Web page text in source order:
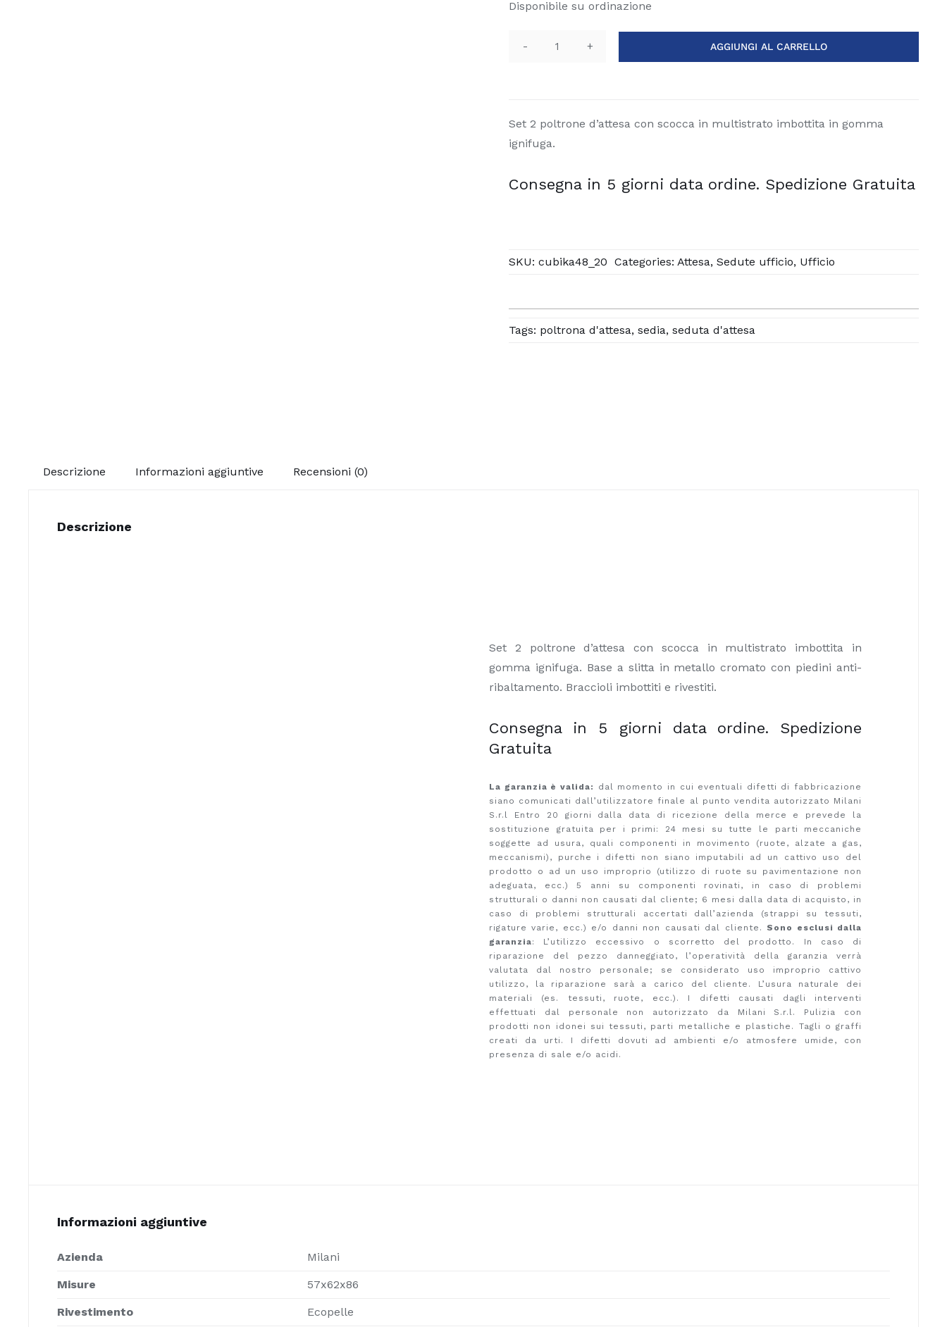
Disponibile su ordinazione
cubika48
AGGIUNGI AL CARRELLO
Set 2 poltrone d’attesa con scocca in multistrato imbottita in gomma
ignifuga.
Consegna in 5 giorni data ordine. Spedizione Gratuita
SKU:cubika48_20 Categories:Attesa,Sedute ufficio, Ufficio
Tags: poltrona d'attesa,sedia,seduta d'attesa
Descrizione Informazioni aggiuntive Recensioni (0)
Descrizione
Set 2 poltrone d’attesa con scocca in multistrato imbottita in
gomma ignifuga. Base a slitta in metallo cromato con piedini anti-
ribaltamento. Braccioli imbottiti e rivestiti.
Consegna in 5 giorni data ordine. Spedizione
Gratuita
La garanzia è valida:
dal momento in cui eventuali difetti di fabbricazione
siano comunicati dall’utilizzatore finale al punto vendita autorizzato Milani
S.r.l Entro 20 giorni dalla data di ricezione della merce e prevede la
sostituzione gratuita per i primi: 24 mesi su tutte le parti meccaniche
soggette ad usura, quali componenti in movimento (ruote, alzate a gas,
meccanismi), purche i difetti non siano imputabili ad un cattivo uso del
prodotto o ad un uso improprio (utilizzo di ruote su pavimentazione non
adeguata, ecc.) 5 anni su componenti rovinati, in caso di problemi
strutturali o danni non causati dal cliente; 6 mesi dalla data di acquisto, in
caso di problemi strutturali accertati dall’azienda (strappi su tessuti,
rigature varie, ecc.) e/o danni non causati dal cliente. Sono esclusi dalla
garanzia: L’utilizzo eccessivo o scorretto del prodotto. In caso di
riparazione del pezzo danneggiato, l’operatività della garanzia verrà
valutata dal nostro personale; se considerato uso improprio cattivo
utilizzo, la riparazione sarà a carico del cliente. L’usura naturale dei
materiali (es. tessuti, ruote, ecc.). I difetti causati dagli interventi
effettuati dal personale non autorizzato da Milani S.r.l. Pulizia con
prodotti non idonei sui tessuti, parti metalliche e plastiche. Tagli o graffi
creati da urti. I difetti dovuti ad ambienti e/o atmosfere umide, con
presenza di sale e/o acidi.
Informazioni aggiuntive
Azienda Milani
Misure 57x62x86
Rivestimento Ecopelle